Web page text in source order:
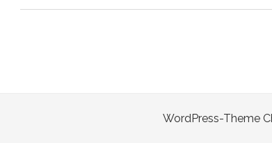
WordPress-Theme